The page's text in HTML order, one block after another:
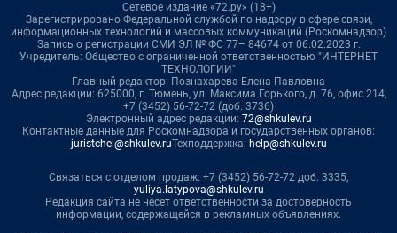
Сетевое издание «72.ру» (18+)
Зарегистрировано Федеральной службой по надзору в сфере связи,
информационных технологий и массовых коммуникаций (Роскомнадзор)
Запись о регистрации СМИ ЭЛ № ФС 77– 84674 от 06.02.2023 г.
Учредитель: Общество с ограниченной ответственностью "ИНТЕРНЕТ
ТЕХНОЛОГИИ"
Главный редактор: Познахарева Елена Павловна
Адрес редакции: 625000, г. Тюмень, ул. Максима Горького, д. 76, офис 214,
+7 (3452) 56-72-72 (доб. 3736)
Электронный адрес редакции: 72@shkulev.ru
Контактные данные для Роскомнадзора и государственных органов:
juristchel@shkulev.ruТехподдержка: help@shkulev.ru
Связаться с отделом продаж: +7 (3452) 56-72-72 доб. 3335,
yuliya.latypova@shkulev.ru
Редакция сайта не несет ответственности за достоверность
информации, содержащейся в рекламных объявлениях.